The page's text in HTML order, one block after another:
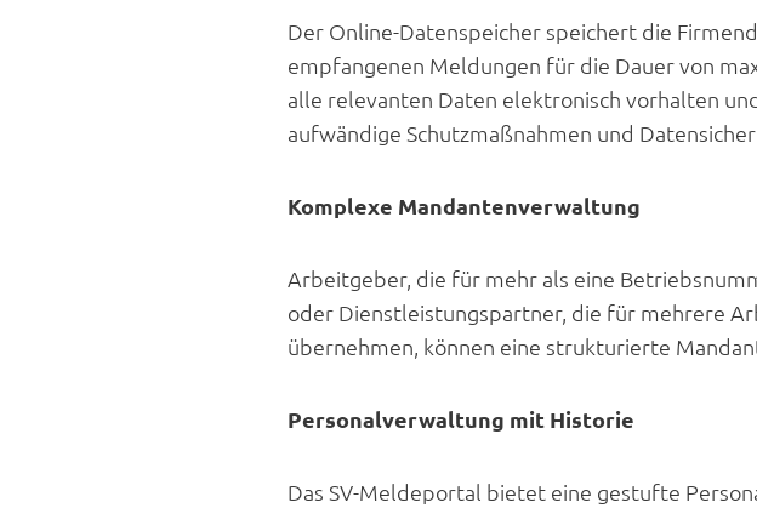
Der Online-Datenspeicher speichert die
empfangenen Meldungen für die Dauer von
alle relevanten Daten elektronisch vorhalten
aufwändige Schutzmaßnahmen und
Komplexe Mandantenverwaltung
Arbeitgeber, die für mehr als eine
oder Dienstleistungspartner, die für mehrere
übernehmen, können eine strukturierte
Personalverwaltung mit Historie
Das SV-Meldeportal bietet eine gestufte